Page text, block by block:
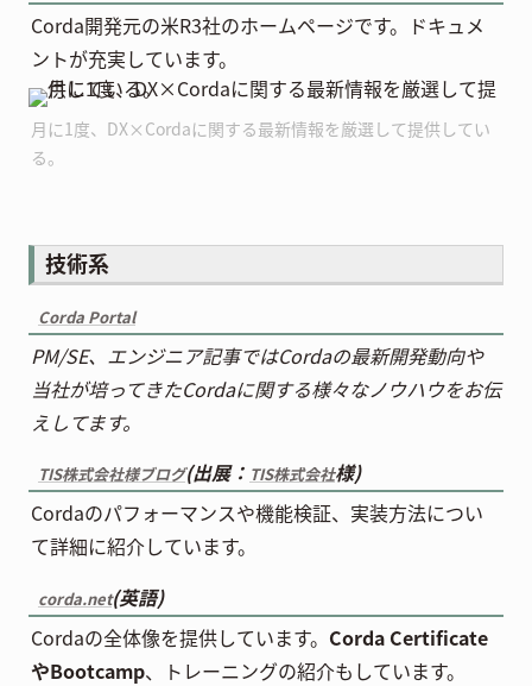
Corda開発元の米R3社のホームページです。ドキュメ
ントが充実しています。
月に1度、DX×Cordaに関する最新情報を厳選して提供してい
る。
技術系
Corda Portal
PM/SE、エンジニア記事ではCordaの最新開発動向や
当社が培ってきたCordaに関する様々なノウハウをお伝
えしてます。
TIS株式会社様ブログ(出展： TIS株式会社様)
Cordaのパフォーマンスや機能検証、実装方法につい
て詳細に紹介しています。
corda.net(英語)
Cordaの全体像を提供しています。 Corda Certificate
やBootcamp、トレーニングの紹介もしています。